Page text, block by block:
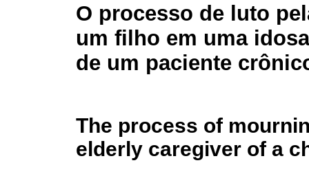
O processo de luto
um filho em uma
de um paciente
The process of
elderly caregiver of a